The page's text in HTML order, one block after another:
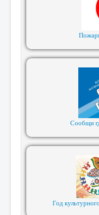
Сообщи
Год